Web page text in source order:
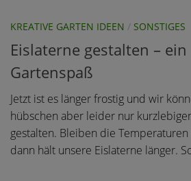
KREATIVE GARTEN IDEEN / SONSTIGES
Eislaterne gestalten –
Gartenspaß
Jetzt ist es länger frostig und wir
hübschen aber leider nur
gestalten. Bleiben die
dann hält unsere Eislaterne länger.